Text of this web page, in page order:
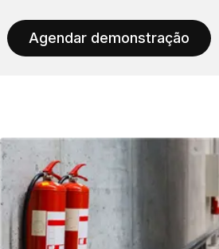
Agendar demonstração